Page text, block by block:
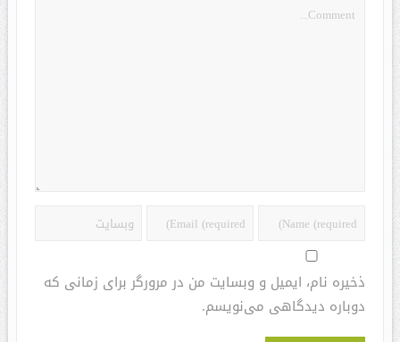
ذخیره نام، ایمیل و وبسایت من در مرورگر برای زمانی که
دوباره دیدگاهی می‌نویسم.